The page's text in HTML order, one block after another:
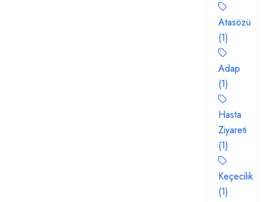
Atasözü
(1)
Adap
(1)
Hasta
Ziyareti
(1)
Keçecilik
(1)